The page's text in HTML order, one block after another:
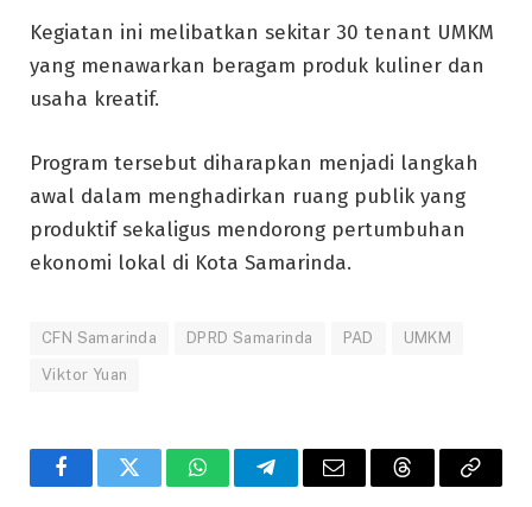
Kegiatan ini melibatkan sekitar 30 tenant UMKM
yang menawarkan beragam produk kuliner dan
usaha kreatif.
Program tersebut diharapkan menjadi langkah
awal dalam menghadirkan ruang publik yang
produktif sekaligus mendorong pertumbuhan
ekonomi lokal di Kota Samarinda.
CFN Samarinda DPRD Samarinda PAD UMKM
Viktor Yuan
FacebookTwitter WhatsAppTelegramEmail ThreadsCopy